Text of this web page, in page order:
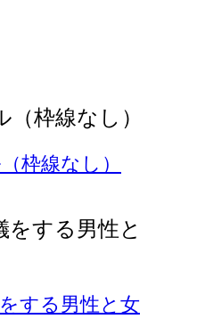
枠線なし）
する男性と女